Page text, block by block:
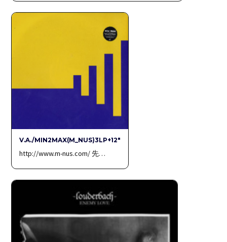
V.A./MIN2MAX(M_NUS)3LP+12″
http://www.m-nus.com/ 先…